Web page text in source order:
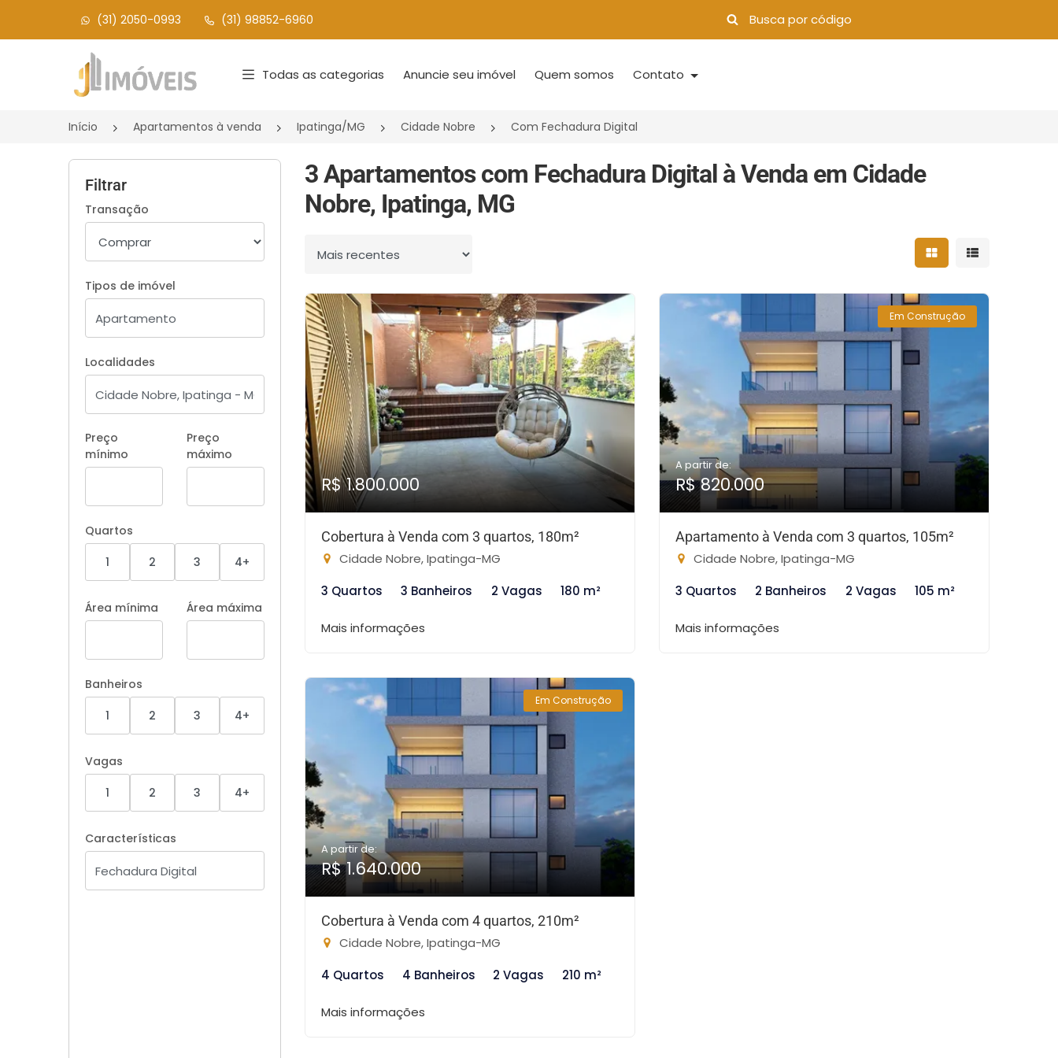
(31) 2050-0993 (31) 98852-6960
Página inicial
Todas as categorias Anuncie seu imóvel Quem somos Contato
Início Apartamentos à venda Ipatinga/MG Cidade Nobre Com Fechadura Digital
Filtrar
Transação
Tipos de imóvel
Localidades
Preço
mínimo
Preço
máximo
Quartos
1
2 3 4+
Área mínima Área máxima
Banheiros
1
2 3 4+
Vagas
1
2 3 4+
Características
3 Apartamentos com Fechadura Digital à Venda em Cidade
Nobre, Ipatinga, MG
Ordenar por Mostrar resultados
Mostrar
R$ 1.800.000
Cobertura à Venda com 3 quartos, 180m²
Cidade Nobre, Ipatinga-MG
3 Quartos
3 Banheiros 2 Vagas 180 m²
Mais informações
Em Construção
A partir de:
R$ 820.000
Apartamento à Venda com 3 quartos, 105m²
Cidade Nobre, Ipatinga-MG
3 Quartos
2 Banheiros 2 Vagas 105 m²
Mais informações
Em Construção
A partir de:
R$ 1.640.000
Cobertura à Venda com 4 quartos, 210m²
Cidade Nobre, Ipatinga-MG
4 Quartos
4 Banheiros 2 Vagas 210 m²
Mais informações